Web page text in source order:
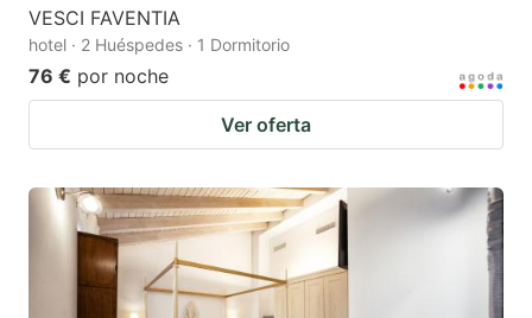
VESCI FAVENTIA
hotel · 2 Huéspedes · 1 Dormitorio
76 € por noche
Ver oferta